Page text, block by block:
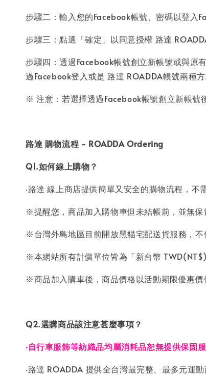
步驟二：輸入您的Facebook帳號、密碼以登入
步驟三：點選「確定」以同意授權 路達
步驟四：透過Facebook帳號創立新帳號或與原
過Facebook登入或是 路達 ROADDA帳號兩種方
※ 注意：若選擇透過Facebook帳號創立新帳號
路達 購物流程 - ROADDA Ordering
Q1.如何線上購物？
‧路達 線上商店提供簡單又安全的購物流程，不
※提醒您，商品加入購物車但未結帳前，並無保
※台灣外島地區目前開放黑貓宅配送貨服務，不
※本網站所有計價單位皆為「新台幣 TWD(NT$)
※商品加入購車後，商品價格以活動期限優惠
Q2.選購商品該注意甚麼事項？
‧自行車服飾等紡織品均屬消耗品恕無提供保固
‧路達 ROADDA 提供全台灣最完整、最多元運